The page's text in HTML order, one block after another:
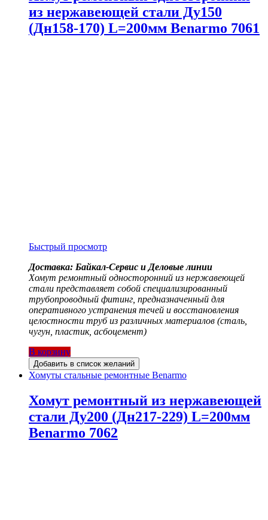
из нержавеющей стали Ду150
(Дн158-170) L=200мм Benarmo 7061
Быстрый просмотр
Доставка: Байкал-Сервис и Деловые линии
Хомут ремонтный односторонний из нержавеющей
стали представляет собой специализированный
трубопроводный фитинг, предназначенный для
оперативного устранения течей и восстановления
целостности труб из различных материалов (сталь,
чугун, пластик, асбоцемент)
В корзину
Добавить в список желаний
Хомуты стальные ремонтные Benarmo
Хомут ремонтный из нержавеющей
стали Ду200 (Дн217-229) L=200мм
Benarmo 7062